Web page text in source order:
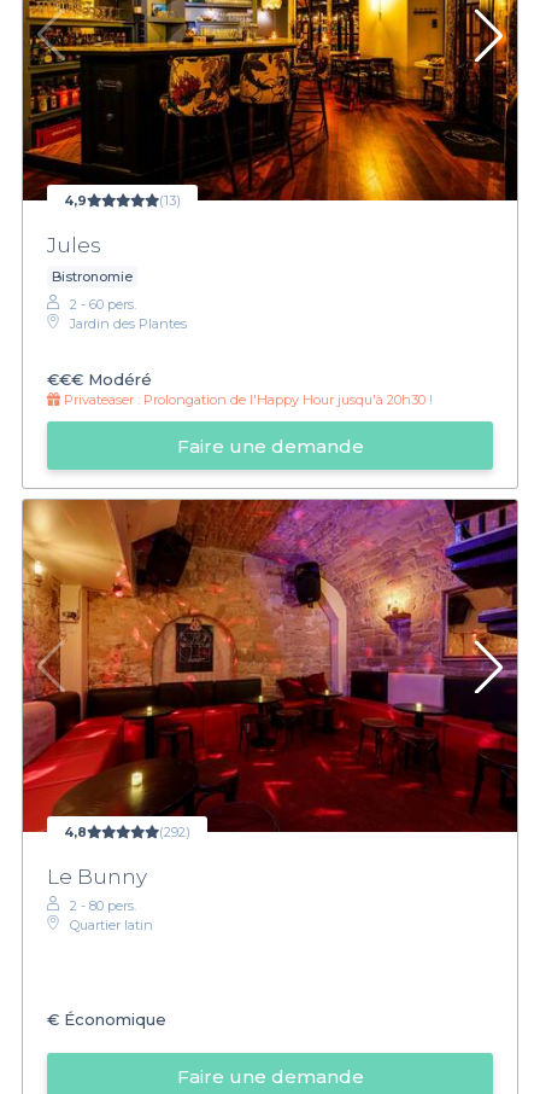
4,9 (13)
Jules
Bistronomie
2 - 60 pers.
Jardin des Plantes
€€€ Modéré
Privateaser : Prolongation de l'Happy Hour jusqu'à 20h30 !
Faire une demande
4,8 (292)
Le Bunny
2 - 80 pers.
Quartier latin
€ Économique
Faire une demande